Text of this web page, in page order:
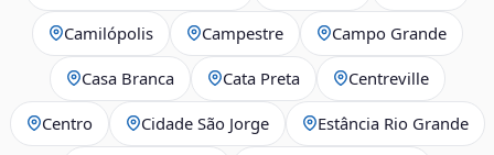
Camilópolis Campestre Campo Grande
Casa Branca Cata Preta Centreville
Centro Cidade São Jorge Estância Rio Grande